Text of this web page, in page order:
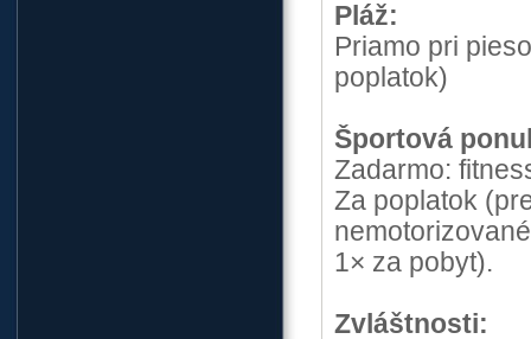
Pláž:
Priamo pri
poplatok)
Športová
Zadarmo:
Za poplatok
1× za pobyt).
Zvláštnosti: